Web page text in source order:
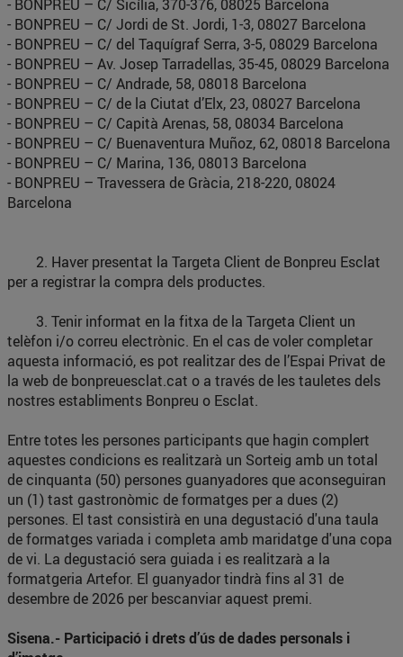
- BONPREU – C/ Sicília, 370-376, 08025 Barcelona
- BONPREU – C/ Jordi de St. Jordi, 1-3, 08027 Barcelona
- BONPREU – C/ del Taquígraf Serra, 3-5, 08029 Barcelona
- BONPREU – Av. Josep Tarradellas, 35-45, 08029 Barcelona
- BONPREU – C/ Andrade, 58, 08018 Barcelona
- BONPREU – C/ de la Ciutat d’Elx, 23, 08027 Barcelona
- BONPREU – C/ Capità Arenas, 58, 08034 Barcelona
- BONPREU – C/ Buenaventura Muñoz, 62, 08018 Barcelona
- BONPREU – C/ Marina, 136, 08013 Barcelona
- BONPREU – Travessera de Gràcia, 218-220, 08024
Barcelona
2. Haver presentat la Targeta Client de Bonpreu Esclat
per a registrar la compra dels productes.
3. Tenir informat en la fitxa de la Targeta Client un
telèfon i/o correu electrònic. En el cas de voler completar
aquesta informació, es pot realitzar des de l’Espai Privat de
la web de bonpreuesclat.cat o a través de les tauletes dels
nostres establiments Bonpreu o Esclat.
Entre totes les persones participants que hagin complert
aquestes condicions es realitzarà un Sorteig amb un total
de cinquanta (50) persones guanyadores que aconseguiran
un (1) tast gastronòmic de formatges per a dues (2)
persones. El tast consistirà en una degustació d'una taula
de formatges variada i completa amb maridatge d'una copa
de vi. La degustació sera guiada i es realitzarà a la
formatgeria Artefor. El guanyador tindrà fins al 31 de
desembre de 2026 per bescanviar aquest premi.
Sisena.- Participació i drets d’ús de dades personals i